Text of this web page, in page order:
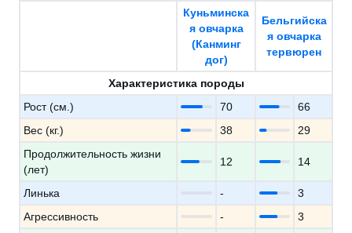
Куньминска
я овчарка
(Канминг
дог)
Бельгийска
я овчарка
тервюрен
Характеристика породы
Рост (см.)
70
66
Вес (кг.)
38
29
Продолжительность жизни
(лет)
12 14
Линька -
3
Агрессивность
-
3